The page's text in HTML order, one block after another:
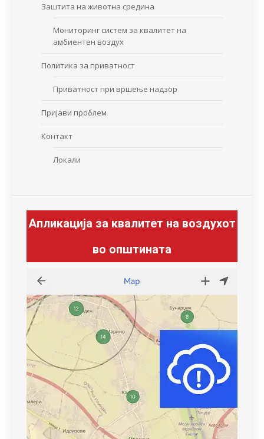
Заштита на животна средина
Мониторинг систем за квалитет на
амбиентен воздух
Политика за приватност
Приватност при вршење надзор
Пријави проблем
Контакт
Локали
Апликација за квалитет на воздухот
во општината